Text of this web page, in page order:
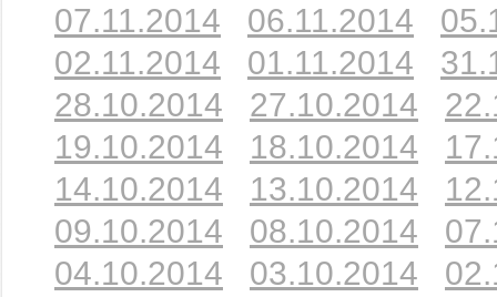
07.11.2014
06.11.2014
02.11.2014
01.11.2014
28.10.2014
27.10.2014
19.10.2014
18.10.2014
14.10.2014
13.10.2014
09.10.2014
08.10.2014
04.10.2014
03.10.2014